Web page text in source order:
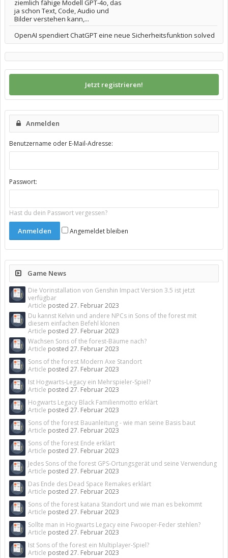
ziemlich fähige Modell GPT-4o, das
ja schon Text, Code, Audio und
Bilder verstehen kann,...
OpenAI spendiert ChatGPT eine neue Sicherheitsfunktion solved
Jetzt registrieren!
Anmelden
Benutzername oder E-Mail-Adresse:
Passwort:
Hast du dein Passwort vergessen?
Angemeldet bleiben
Game News
Die Vorinstallation von Genshin Impact Version 3.5 ist jetzt
verfügbar
Article posted 27. Februar 2023
Du kannst Kelvin und andere NPCs in Sons of the forest mit
diesem einfachen Befehl klonen
Article posted 27. Februar 2023
Wachsen Sons of the forest-Bäume nach?
Article posted 27. Februar 2023
Sons of the forest Modern Axe Standort
Article posted 27. Februar 2023
Ist Hogwarts-Legacy ein Mehrspieler-Spiel?
Article posted 27. Februar 2023
Hogwarts Legacy Black Familienmotto erklärt
Article posted 27. Februar 2023
Sons of the forest Bauanleitung - wie man seine Basis baut
Article posted 27. Februar 2023
Sons of the forest Ende erklärt
Article posted 27. Februar 2023
Jedes Sons of the forest GPS-Ortungsgerät und seine Verwendung
Article posted 27. Februar 2023
Das Ende des Dead Space Remakes erklärt
Article posted 27. Februar 2023
Sons of the forest katana Standort und wie man es bekommt
Article posted 27. Februar 2023
Sollte man in Hogwarts Legacy eine Fwooper-Feder stehlen?
Article posted 27. Februar 2023
Ist Sons of the forest ein Multiplayer-Spiel?
Article posted 27. Februar 2023